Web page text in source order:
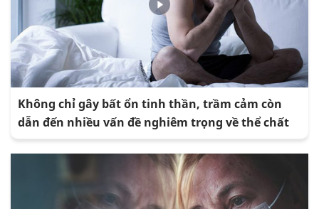
Không chỉ gây bất ổn tinh thần, trầm cảm còn
dẫn đến nhiều vấn đề nghiêm trọng về thể chất